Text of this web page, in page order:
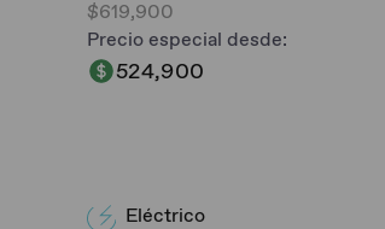
$619,900
Precio especial desde:
524,900
Eléctrico